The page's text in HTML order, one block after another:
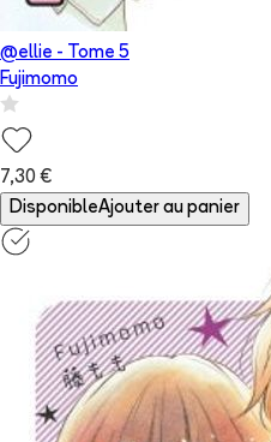
@ellie - Tome 5
Fujimomo
7,30 €
DisponibleAjouter au panier